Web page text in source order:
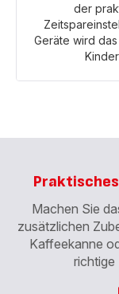
der
Geräte wird
Machen Sie
zusätzlichen
Kaffeekanne
richtige